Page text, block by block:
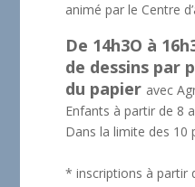
animé par le Centre
De 14h3O à
de dessins par
du papier avec
Enfants à partir de 8
Dans la limite des 10
* inscriptions à partir